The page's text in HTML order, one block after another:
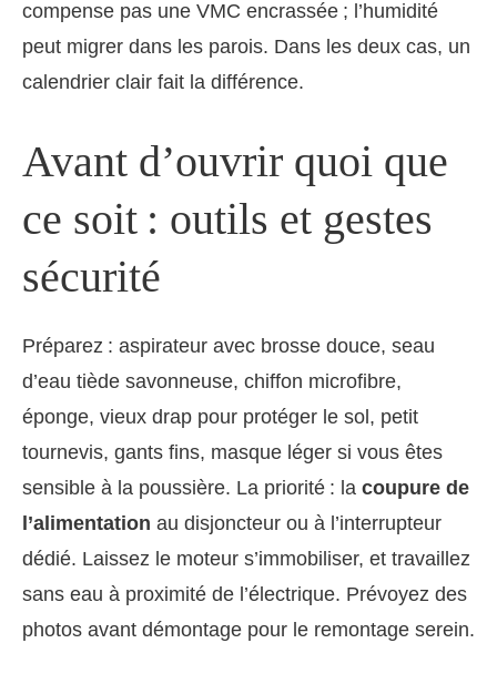
compense pas une VMC encrassée ; l’humidité
peut migrer dans les parois. Dans les deux cas, un
calendrier clair fait la différence.
Avant d’ouvrir quoi que
ce soit : outils et gestes
sécurité
Préparez : aspirateur avec brosse douce, seau
d’eau tiède savonneuse, chiffon microfibre,
éponge, vieux drap pour protéger le sol, petit
tournevis, gants fins, masque léger si vous êtes
sensible à la poussière. La priorité : la coupure de
l’alimentation au disjoncteur ou à l’interrupteur
dédié. Laissez le moteur s’immobiliser, et travaillez
sans eau à proximité de l’électrique. Prévoyez des
photos avant démontage pour le remontage serein.